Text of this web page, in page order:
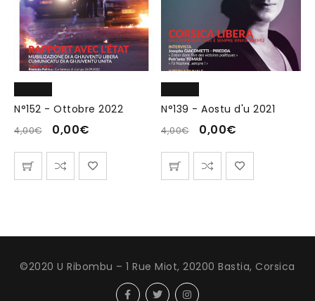
N°152 - Ottobre 2022
4,00€ 0,00€
N°139 - Aostu d'u 2021
4,00€ 0,00€
©2020 U Ribombu – 1 Rue Miot, 20200 Bastia, Corsica